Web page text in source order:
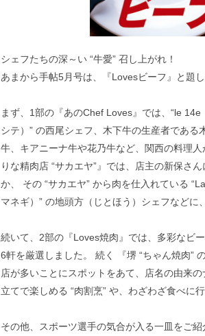
シェフたちの深～い “牛愛” 召し上がれ！
あまから手帖5月号は、『Lovesビーフ』と題
まず、1部の『あのChef Loves』では、“le
シテ）” の西尾シェフ、木下牛の生産者であ
牛、キアニーナ牛や花乃牛など、関西の料理
りな精肉店 “サカエヤ”』では、店主の新保さ
か、 その “サカエヤ” から肉を仕入れている
マネギ）” の地頭方（じとほう）シェフなどに
続いて、2部の『Loves焼肉』では、多彩なビ
6軒を厳選しました。 続く 『堺 “ちゃん焼肉”
店が多いことにスポットをあて、店名の由来
立てで楽しめる “肉割烹” や、わざわざ食べに
その他、スポーツ選手の気合が入る一皿をご